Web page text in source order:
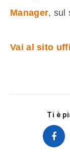
Manager, sul
Vai al sito
Ti è